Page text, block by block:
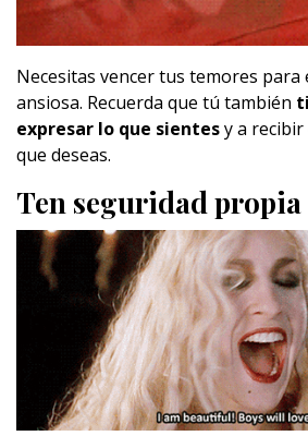
Necesitas vencer tus temores
ansiosa. Recuerda que tú también
expresar lo que sientesy a
que deseas.
Ten seguridad propia